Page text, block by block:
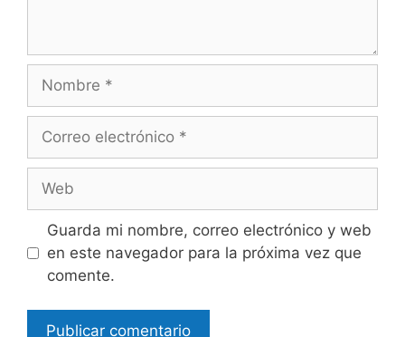
electrónico
Guarda mi nombre, correo electrónico y web
en este navegador para la próxima vez que
comente.